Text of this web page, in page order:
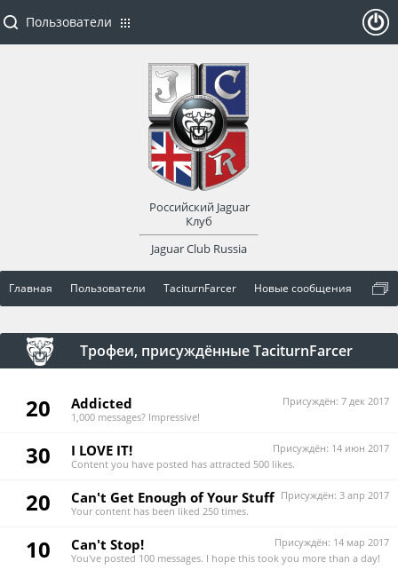
Главная Пользователи TaciturnFarcer Новые сообщения
Трофеи, присуждённые TaciturnFarcer
20 Присуждён: 7 дек 2017
Addicted
1,000 messages? Impressive!
30 Присуждён: 14 июн 2017
I LOVE IT!
Content you have posted has attracted 500 likes.
20 Присуждён: 3 апр 2017
Can't Get Enough of Your Stuff
Your content has been liked 250 times.
10 Присуждён: 14 мар 2017
Can't Stop!
You've posted 100 messages. I hope this took you more than a day!
Пользователи
Российский Jaguar
Клуб
Jaguar Club Russia
оват